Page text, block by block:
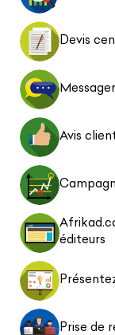
Devis
Avis
éditeurs
Prise de